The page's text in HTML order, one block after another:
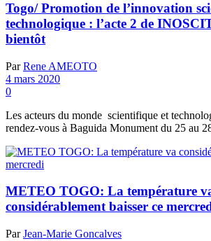
Togo/ Promotion de l’innovation
technologique : l’acte 2 de
bientôt
Par Rene AMEOTO
4 mars 2020
0
Les acteurs du monde scientifique et
rendez-vous à Baguida Monument du 25 au
METEO TOGO: La température
considérablement baisser ce
Par Jean-Marie Goncalves